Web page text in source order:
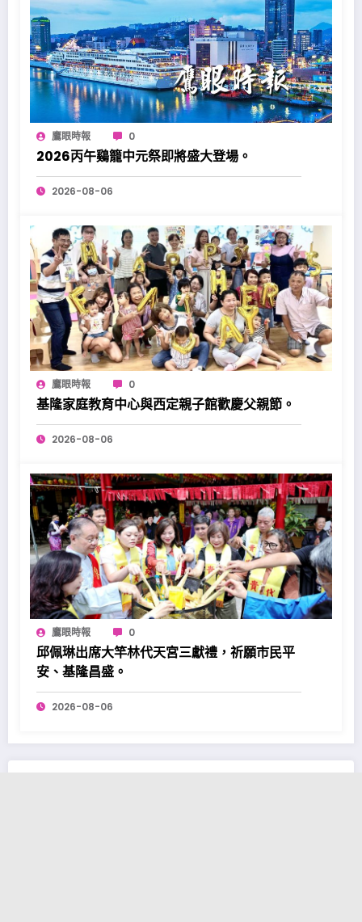
鷹眼時報 0
2026丙午鷄籠中元祭即將盛大登場。
2026-08-06
鷹眼時報 0
基隆家庭教育中心與西定親子館歡慶父親節。
2026-08-06
鷹眼時報 0
邱佩琳出席大竿林代天宮三獻禮，祈願市民平
安、基隆昌盛。
2026-08-06